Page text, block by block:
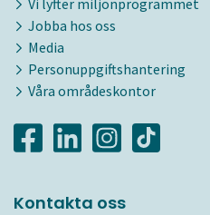
Jobba hos oss
Media
Personuppgiftshantering
Våra områdeskontor
Kontakta oss